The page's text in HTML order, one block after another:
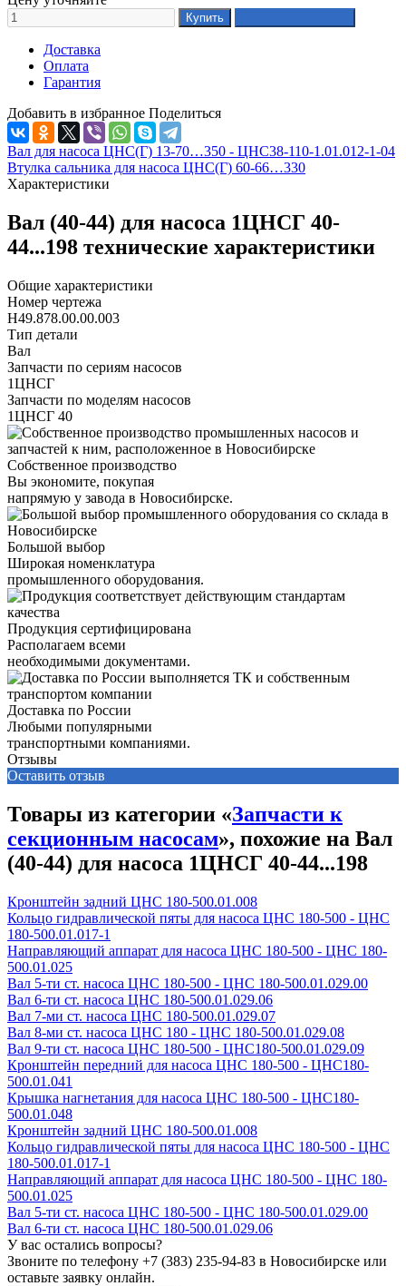
Доставка
Оплата
Гарантия
Добавить в избранное Поделиться
Вал для насоса ЦНС(Г) 13-70…350 - ЦНС38-110-1.01.012-1-04
Втулка сальника для насоса ЦНС(Г) 60-66…330
Характеристики
Вал (40-44) для насоса 1ЦНСГ 40-
44...198 технические характеристики
Общие характеристики
Номер чертежа
Н49.878.00.00.003
Тип детали
Вал
Запчасти по сериям насосов
1ЦНСГ
Запчасти по моделям насосов
1ЦНСГ 40
Собственное производство
Вы экономите, покупая
напрямую у завода в Новосибирске.
Большой выбор
Широкая номенклатура
промышленного оборудования.
Продукция сертифицирована
Располагаем всеми
необходимыми документами.
Доставка по России
Любыми популярными
транспортными компаниями.
Отзывы
Оставить отзыв
Товары из категории «Запчасти к
секционным насосам», похожие на Вал
(40-44) для насоса 1ЦНСГ 40-44...198
Кронштейн задний ЦНС 180-500.01.008
Кольцо гидравлической пяты для насоса ЦНС 180-500 - ЦНС
180-500.01.017-1
Направляющий аппарат для насоса ЦНС 180-500 - ЦНС 180-
500.01.025
Вал 5-ти ст. насоса ЦНС 180-500 - ЦНС 180-500.01.029.00
Вал 6-ти ст. насоса ЦНС 180-500.01.029.06
Вал 7-ми ст. насоса ЦНС 180-500.01.029.07
Вал 8-ми ст. насоса ЦНС 180 - ЦНС 180-500.01.029.08
Вал 9-ти ст. насоса ЦНС 180-500 - ЦНС180-500.01.029.09
Кронштейн передний для насоса ЦНС 180-500 - ЦНС180-
500.01.041
Крышка нагнетания для насоса ЦНС 180-500 - ЦНС180-
500.01.048
Кронштейн задний ЦНС 180-500.01.008
Кольцо гидравлической пяты для насоса ЦНС 180-500 - ЦНС
180-500.01.017-1
Направляющий аппарат для насоса ЦНС 180-500 - ЦНС 180-
500.01.025
Вал 5-ти ст. насоса ЦНС 180-500 - ЦНС 180-500.01.029.00
Вал 6-ти ст. насоса ЦНС 180-500.01.029.06
У вас остались вопросы?
Звоните по телефону +7 (383) 235-94-83 в Новосибирске или
оставьте заявку онлайн.